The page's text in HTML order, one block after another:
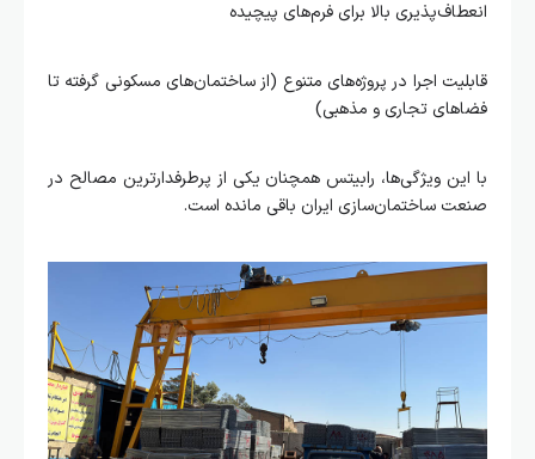
انعطاف‌پذیری بالا برای فرم‌های پیچیده
قابلیت اجرا در پروژه‌های متنوع (از ساختمان‌های مسکونی گرفته تا
فضاهای تجاری و مذهبی)
با این ویژگی‌ها، رابیتس همچنان یکی از پرطرفدارترین مصالح در
صنعت ساختمان‌سازی ایران باقی مانده است.